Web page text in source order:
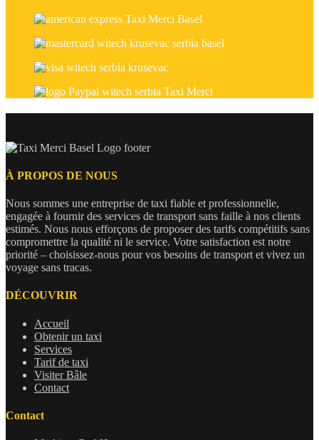
À PROPOS DE NOUS
Nous sommes une entreprise de taxi fiable et professionnelle,
engagée à fournir des services de transport sans faille à nos clients
estimés. Nous nous efforçons de proposer des tarifs compétitifs sans
compromettre la qualité ni le service. Votre satisfaction est notre
priorité – choisissez-nous pour vos besoins de transport et vivez un
voyage sans tracas.
DÉCOUVRIR
Accueil
Obtenir un taxi
Services
Tarif de taxi
Visiter Bâle
Contact
Contact